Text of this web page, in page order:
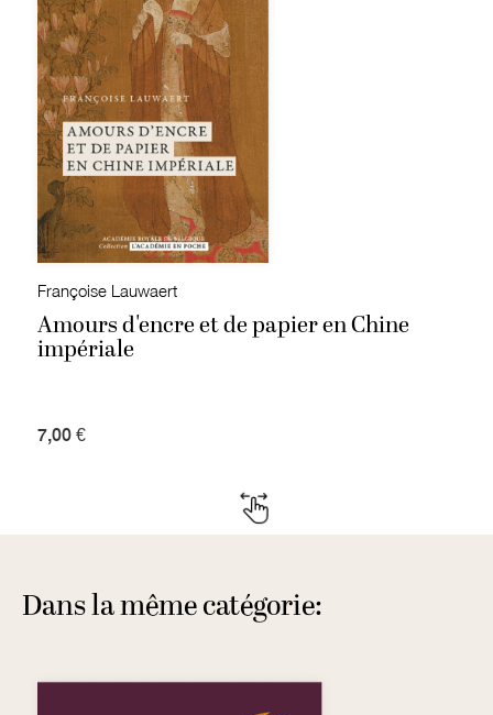
Françoise Lauwaert
Amours d'encre et de papier en Chine
impériale
7,00 €
Dans la même catégorie: